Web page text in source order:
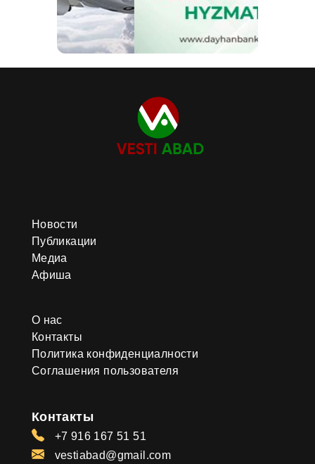
Новости
Публикации
Медиа
Афиша
О нас
Контакты
Политика конфиденциалности
Соглашения пользователя
Контакты
+7 916 167 51 51
vestiabad@gmail.com